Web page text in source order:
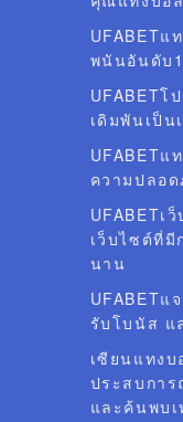
UFABETแ
พนันอันดับ1
UFABETโ
เดิมพันเป็น
UFABET
ความปลอ
UFABETเ
เว็บไซต์ที่มี
นาน
UFABETแ
รับโบนัส แ
เซียนแทงบ
ประสบกา
และค้นพบ